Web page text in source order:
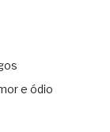
e ódio